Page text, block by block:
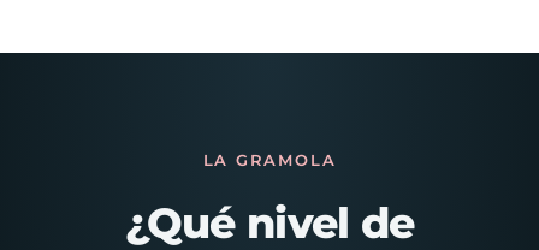
LA GRAMOLA
¿Qué nivel de